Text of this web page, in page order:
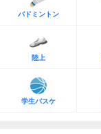
バドミントン
陸上
学生バスケ